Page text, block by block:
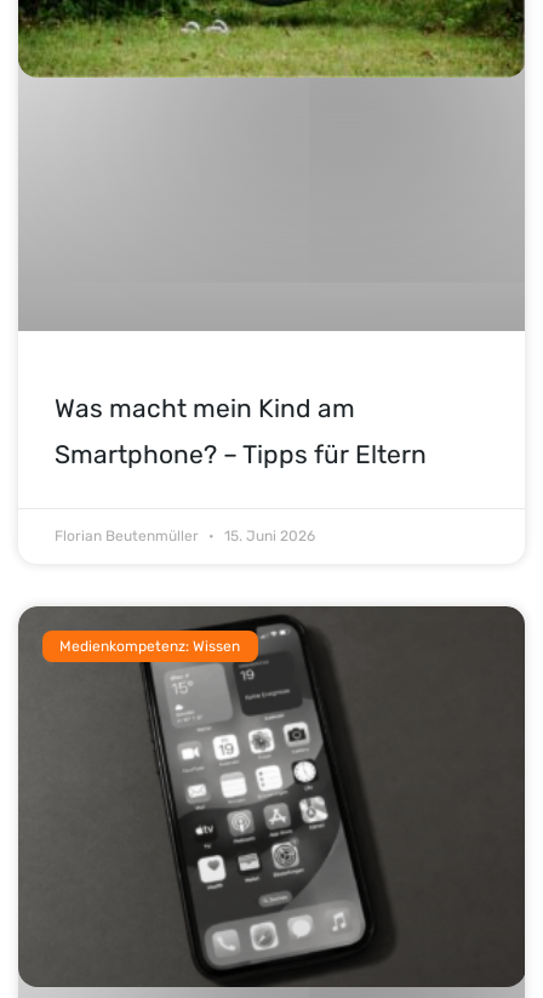
Was macht mein Kind am
Smartphone? – Tipps für Eltern
Florian Beutenmüller 15. Juni 2026
Medienkompetenz: Wissen